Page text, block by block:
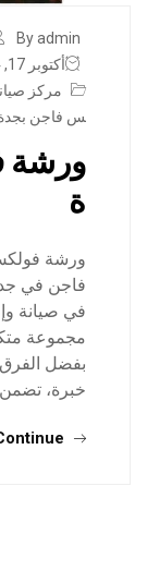
By admin
أكتوبر 17, 2024
مركز
س فاجن
ورشة
ة
ورشة
فاجن في
في صيانة
مجموعة
بفضل
خبرة،